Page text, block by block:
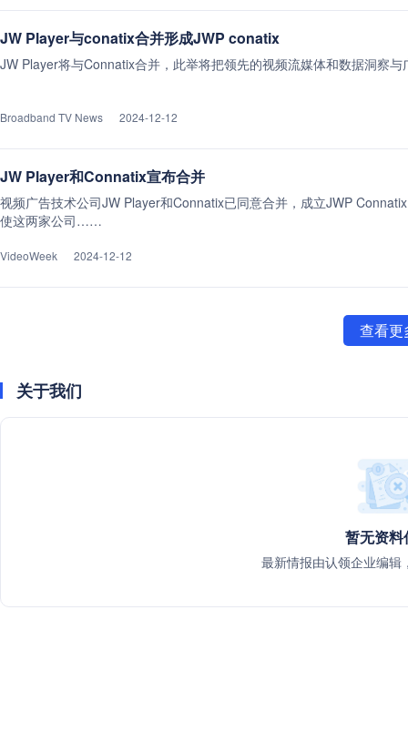
JW Player与conatix合并形成JWP conatix
JW Player将与Connatix合并，此举将把领先的视频流媒体和数据洞察
Broadband TV News 2024-12-12
JW Player和Connatix宣布合并
视频广告技术公司JW Player和Connatix已同意合并，成立JWP
使这两家公司……
VideoWeek 2024-12-12
查看更
关于我们
暂无资料
最新情报由认领企业编辑